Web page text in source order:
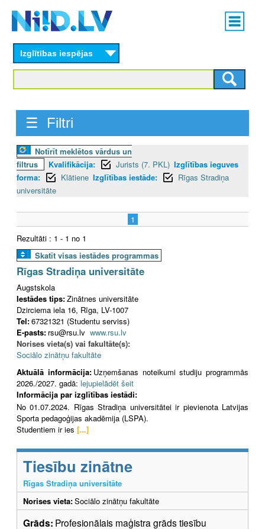
content
Main
menu
Izglītības iespējas
☰ Filtri
Notīrīt meklētos vārdus un
filtrus
Kvalifikācija: Jurists (7. PKL) Izglītības ieguves
forma:
Klātiene Izglītības iestāde:
Rīgas Stradiņa
universitāte
1
Rezultāti : 1 - 1 no 1
Skatīt visas iestādes programmas
Rīgas Stradiņa universitāte
Augstskola
Iestādes tips:Zinātnes universitāte
Dzirciema iela 16, Rīga, LV-1007
Tel:67321321 (Studentu serviss)
E-pasts: rsu@rsu.lv www.rsu.lv
Norises vieta(s) vai fakultāte(s):
Sociālo zinātņu fakultāte
Aktuālā informācija: Uzņemšanas noteikumi studiju programmās
2026./2027. gadā: lejupielādēt šeit
Informācija par izglītības iestādi:
No 01.07.2024. Rīgas Stradiņa universitātei ir pievienota Latvijas
Sporta pedagoģijas akadēmija (LSPA).
Studentiem ir ies [...]
Tiesību zinātne
Rīgas Stradiņa universitāte
Norises vieta:Sociālo zinātņu fakultāte
Grāds: Profesionālais maģistra grāds tiesību